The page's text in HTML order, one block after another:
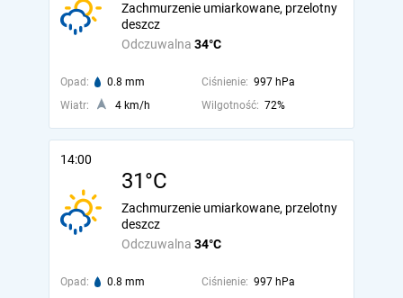
Odczuwalna 34°C
Zachmurzenie umiarkowane, przelotny
deszcz
Opad: 0.8 mm Ciśnienie: 997 hPa
Wiatr:
4 km/h Wilgotność: 72%
14:00
31°C
Odczuwalna 34°C
Zachmurzenie umiarkowane, przelotny
deszcz
Opad: 0.8 mm Ciśnienie: 997 hPa